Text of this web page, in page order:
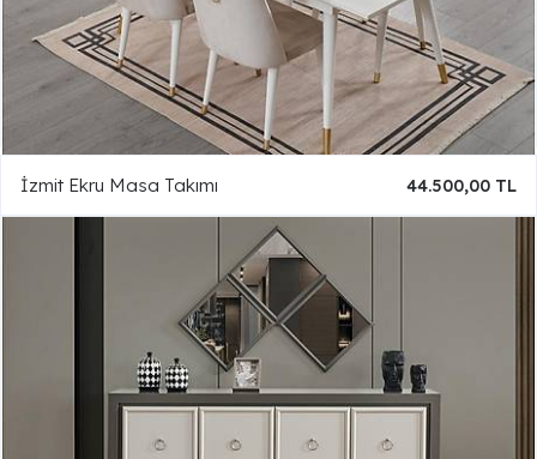
İzmit Ekru Masa Takımı 44.500,00 TL